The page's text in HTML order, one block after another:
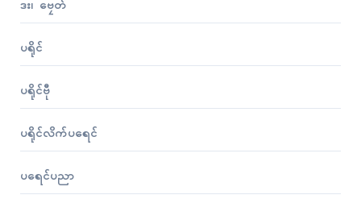
ဒး၊ ဗၠေတ်
ပရိုၚ်
ပရိုၚ်ဗီု
ပရိုၚ်လိက်ပရေၚ်
ပရေၚ်ပညာ